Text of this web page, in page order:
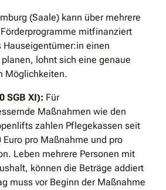
(Saale) kann über mehrere
mitfinanziert
Hauseigentümer:in einen
lohnt sich eine genaue
Möglichkeiten.
SGB XI): Für
Maßnahmen wie den
zahlen Pflegekassen seit
pro Maßnahme und pro
Leben mehrere Personen mit
können die Beträge addiert
muss vor Beginn der Maßnahme